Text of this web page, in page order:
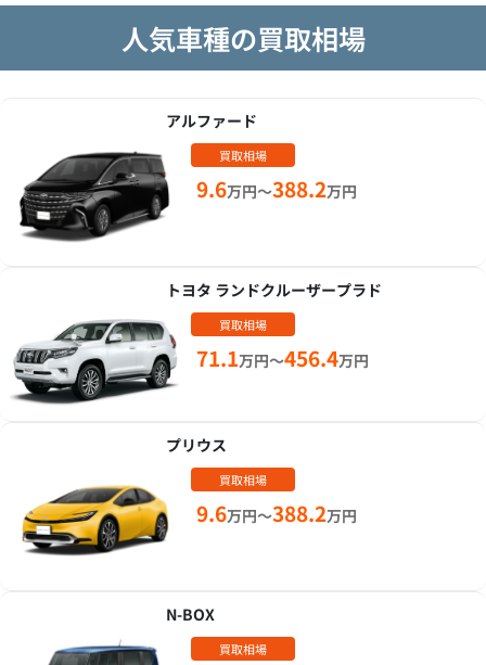
人気車種の買取相場
アルファード
買取相場
9.6万円～388.2万円
トヨタ ランドクルーザープラド
買取相場
71.1万円～456.4万円
プリウス
買取相場
9.6万円～388.2万円
N-BOX
買取相場